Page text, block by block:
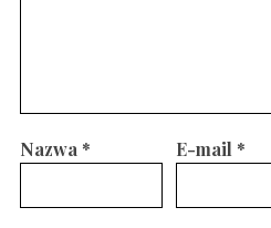
Nazwa * E-mail *